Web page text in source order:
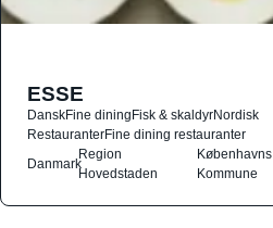
ESSE
DanskFine diningFisk & skaldyrNordisk
RestauranterFine dining restauranter
Danmark
Region
Hovedstaden
Københavns
Kommune